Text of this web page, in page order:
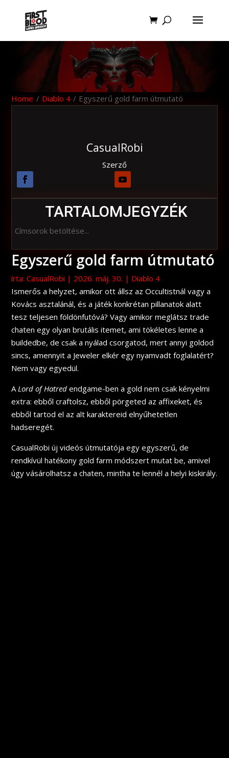
Home / Diablo 4 / Egyszerű gold farm útmutató
CasualRobi
Szerző
TARTALOMJEGYZÉK
Címsorok betöltése...
Egyszerű gold farm útmutató
írta:CasualRobi | 2026. máj. 30. | Diablo 4
Ismerős a helyzet, amikor ott állsz az Occultistnál vagy a
Kovács asztalánál, és a játék konkrétan pillanatok alatt
tesz teljesen földönfutóvá? Vagy amikor meglátsz trade
chaten egy olyan brutális itemet, ami tökéletes lenne a
buildedbe, de csak a nyálad csorgatod, mert annyi goldod
sincs, amennyit a Jeweler elkér egy nyamvadt foglalatért?
Nem vagy egyedül.
A Lord of Hatred endgame-ben a gold nem csak kényelmi
extra: ebből craftolsz, ebből pörgeted az affixeket, és
ebből tartod el az alt karaktereid elnyűhetetlen
hadseregét.
CasualRobi új videós útmutatója egy egyszerű, de
rendkívül hatékony gold farm módszert mutat be, amivel
úgy vásárolhatsz a chaten, mintha te lennél a helyi kiskirály.